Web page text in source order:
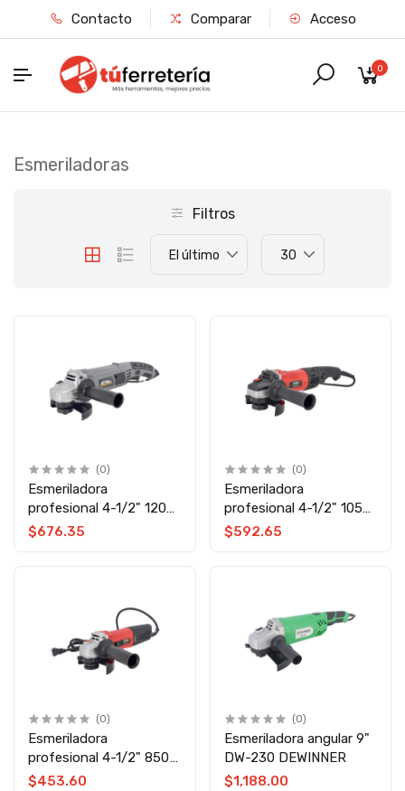
Contacto Comparar Acceso
0
Esmeriladoras
Filtros
El último 30
(0)
Esmeriladora
profesional 4-1/2" 1200
W 13412 Adir
$676.35
(0)
Esmeriladora
profesional 4-1/2" 1050
W 11588 Adir
$592.65
(0)
Esmeriladora
profesional 4-1/2" 850
W 11587 Adir
$453.60
(0)
Esmeriladora angular 9"
DW-230 DEWINNER
$1,188.00